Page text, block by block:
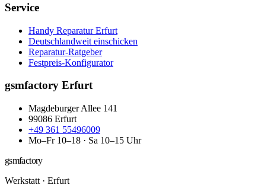
Service
Handy Reparatur Erfurt
Deutschlandweit einschicken
Reparatur-Ratgeber
Festpreis-Konfigurator
gsmfactory Erfurt
Magdeburger Allee 141
99086 Erfurt
+49 361 55496009
Mo–Fr 10–18 · Sa 10–15 Uhr
gsmfactory
Werkstatt · Erfurt